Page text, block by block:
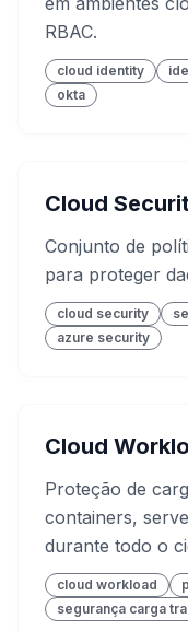
RBAC.
cloud identity
okta
Cloud
Conjunto de
para proteger
cloud security
azure security
Cloud
Proteção de
containers,
durante todo o
cloud workload
segurança carga